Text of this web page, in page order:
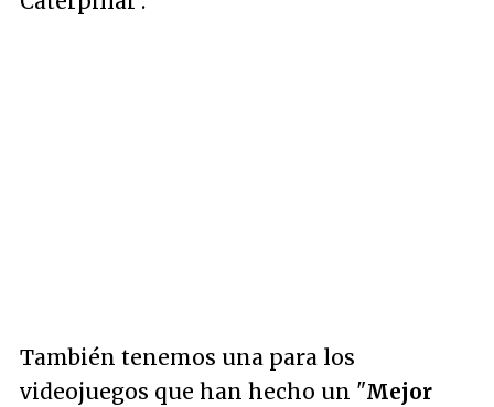
También tenemos una para los
videojuegos que han hecho un "Mejor